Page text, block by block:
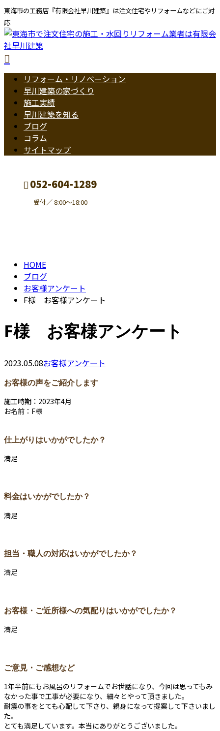
東海市の工務店『有限会社早川建築』は注文住宅やリフォームなどにご対
応
リフォーム・リノベーション
早川建築の家づくり
施工実績
早川建築を知る
ブログ
コラム
サイトマップ
052-604-1289
受付／ 8:00～18:00
HOME
ブログ
お客様アンケート
F様 お客様アンケート
F様 お客様アンケート
2023.05.08お客様アンケート
お客様の声をご紹介します
施工時期：2023年4月
お名前：F様
仕上がりはいかがでしたか？
満足
料金はいかがでしたか？
満足
担当・職人の対応はいかがでしたか？
満足
お客様・ご近所様への気配りはいかがでしたか？
満足
ご意見・ご感想など
1年半前にもお風呂のリフォームでお世話になり、今回は思ってもみ
なかった事で工事が必要になり、細々とやって頂きました。
耐震の事をとても心配して下さり、親身になって提案して下さいまし
た。
とても満足しています。本当にありがとうございました。